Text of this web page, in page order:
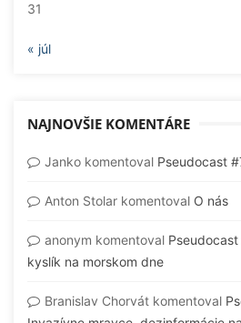
31
« júl
NAJNOVŠIE KOMENTÁRE
Janko komentoval Pseudocast
Anton Stolar komentoval O nás
anonym komentoval
kyslík na morskom dne
Branislav Chorvát komentoval